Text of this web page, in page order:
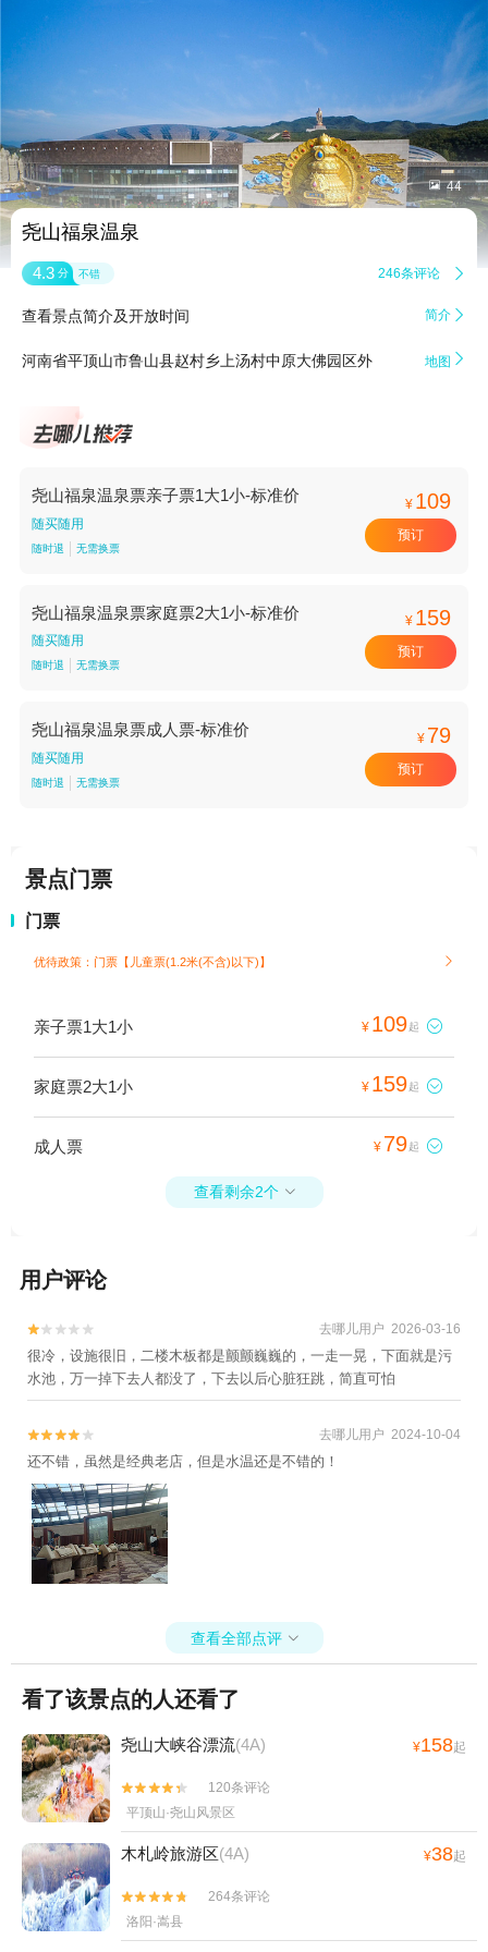
 44
尧山福泉温泉
4.3 分 不错 246条评论 
查看景点简介及开放时间 简介 
河南省平顶山市鲁山县赵村乡上汤村中原大佛园区外 地图 
尧山福泉温泉票亲子票1大1小-标准价
随买随用
随时退 无需换票
¥ 109
预订
尧山福泉温泉票家庭票2大1小-标准价
随买随用
随时退 无需换票
¥ 159
预订
尧山福泉温泉票成人票-标准价
随买随用
随时退 无需换票
¥ 79
预订
景点门票
门票
优待政策：门票【儿童票(1.2米(不含)以下)】 
亲子票1大1小 ¥ 109起 
家庭票2大1小 ¥ 159起 
成人票 ¥ 79起 
查看剩余2个 
用户评论

 去哪儿用户 2026-03-16
很冷，设施很旧，二楼木板都是颤颤巍巍的，一走一晃，下面就是污
水池，万一掉下去人都没了，下去以后心脏狂跳，简直可怕

 去哪儿用户 2024-10-04
还不错，虽然是经典老店，但是水温还是不错的！
查看全部点评 
看了该景点的人还看了
尧山大峡谷漂流(4A) ¥158起


120条评论
平顶山·尧山风景区
木札岭旅游区(4A) ¥38起


264条评论
洛阳·嵩县